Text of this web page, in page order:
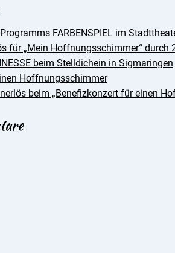
FARBENSPIEL im
für „Mein Hoffnungsschimmer“ durch
beim Stelldichein in Sigmaringen
Hoffnungsschimmer
beim „Benefizkonzert für einen